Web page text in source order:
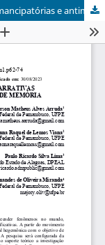
A criticidade na construção de narrativas emancipatórias e antimonumentos de memória